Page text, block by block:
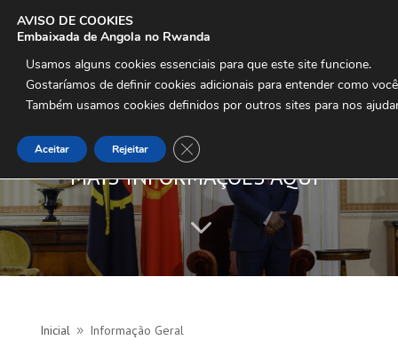
MAIS INFORMAÇÕES AQUI
3
Inicial 9 Informação Geral
AVISO DE COOKIES
Embaixada de Angola no Rwanda
Usamos alguns cookies essenciais para que este site funcione.
Gostaríamos de definir cookies adicionais para entender como
Também usamos cookies definidos por outros sites para nos
Aceitar Rejeitar Close GDPR Cookie Banner